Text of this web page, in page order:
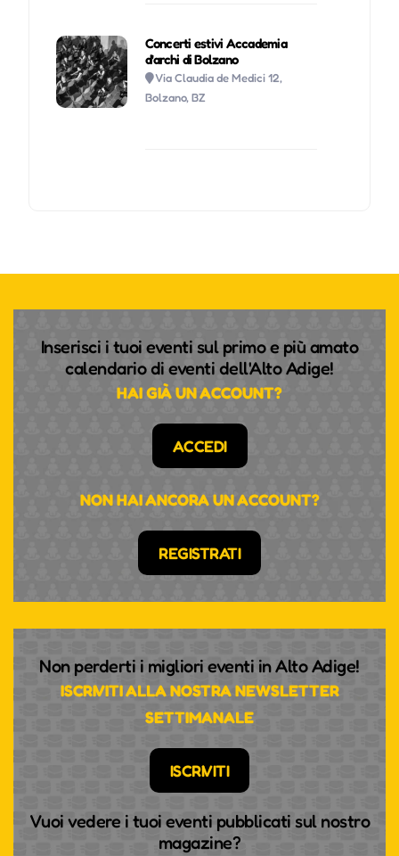
Concerti estivi Accademia
d'archi di Bolzano
Via Claudia de Medici 12,
Bolzano, BZ
Inserisci i tuoi eventi sul primo e più amato
calendario di eventi dell'Alto Adige!
HAI GIÀ UN ACCOUNT?
ACCEDI
NON HAI ANCORA UN ACCOUNT?
REGISTRATI
Non perderti i migliori eventi in Alto Adige!
ISCRIVITI ALLA NOSTRA NEWSLETTER
SETTIMANALE
ISCRIVITI
Vuoi vedere i tuoi eventi pubblicati sul nostro
magazine?